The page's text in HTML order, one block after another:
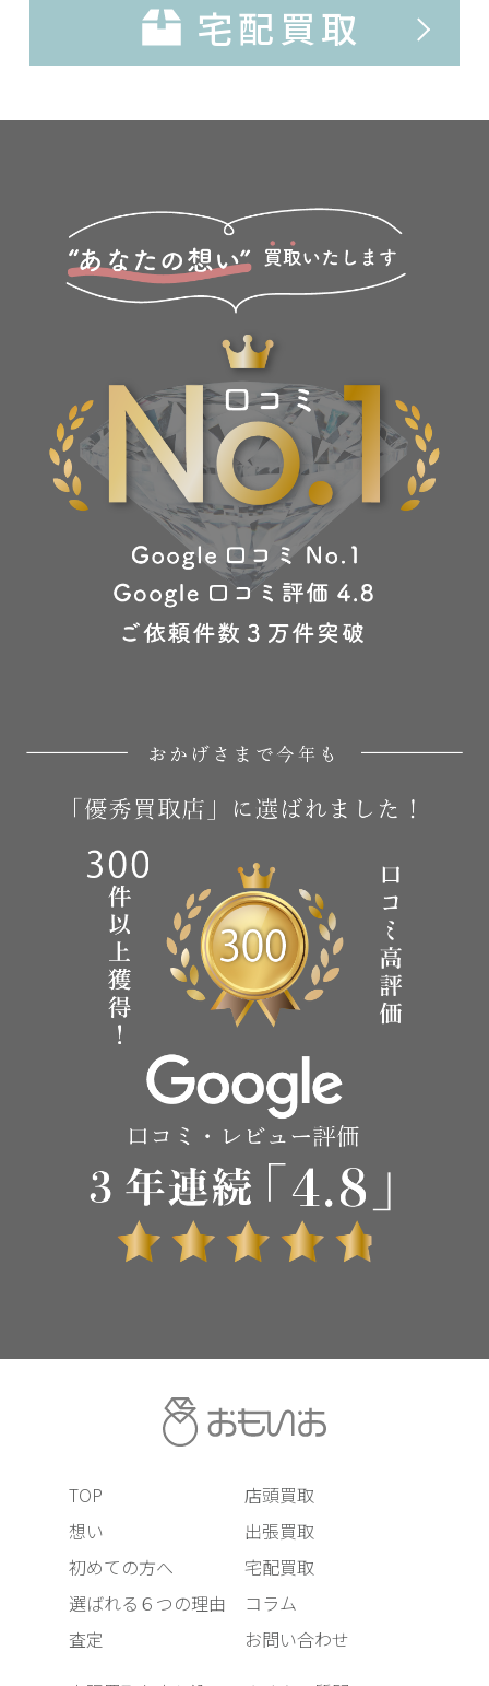
宅配買取
TOP
想い
初めての方へ
選ばれる６つの理由
査定
店頭買取
出張買取
宅配買取
コラム
お問い合わせ